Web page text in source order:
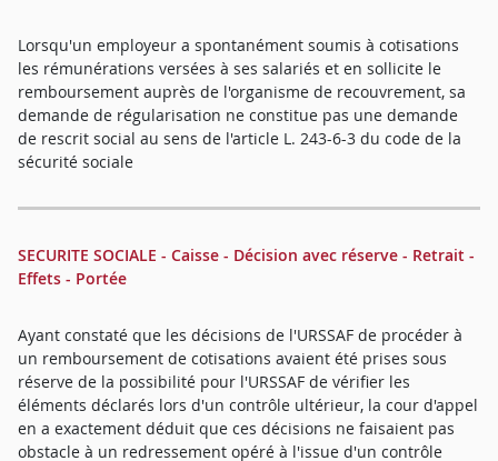
Lorsqu'un employeur a spontanément soumis à cotisations
les rémunérations versées à ses salariés et en sollicite le
remboursement auprès de l'organisme de recouvrement, sa
demande de régularisation ne constitue pas une demande
de rescrit social au sens de l'article L. 243-6-3 du code de la
sécurité sociale
SECURITE SOCIALE - Caisse - Décision avec réserve - Retrait -
Effets - Portée
Ayant constaté que les décisions de l'URSSAF de procéder à
un remboursement de cotisations avaient été prises sous
réserve de la possibilité pour l'URSSAF de vérifier les
éléments déclarés lors d'un contrôle ultérieur, la cour d'appel
en a exactement déduit que ces décisions ne faisaient pas
obstacle à un redressement opéré à l'issue d'un contrôle